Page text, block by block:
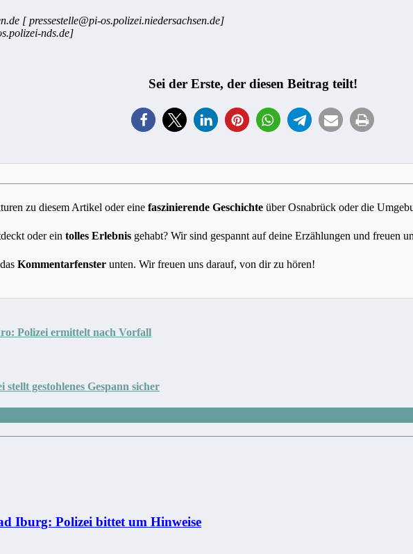
[ pressestelle@pi-os.polizei.niedersachsen.de]
nds.de]
Sei der Erste, der diesen Beitrag teilt!
zu diesem Artikel oder eine faszinierende Geschichte über Osnabrück oder die
oder ein tolles Erlebnis gehabt? Wir sind gespannt auf deine Erzählungen und freuen
Kommentarfenster unten. Wir freuen uns darauf, von dir zu hören!
Polizei ermittelt nach Vorfall
gestohlenes Gespann sicher
Iburg: Polizei bittet um Hinweise